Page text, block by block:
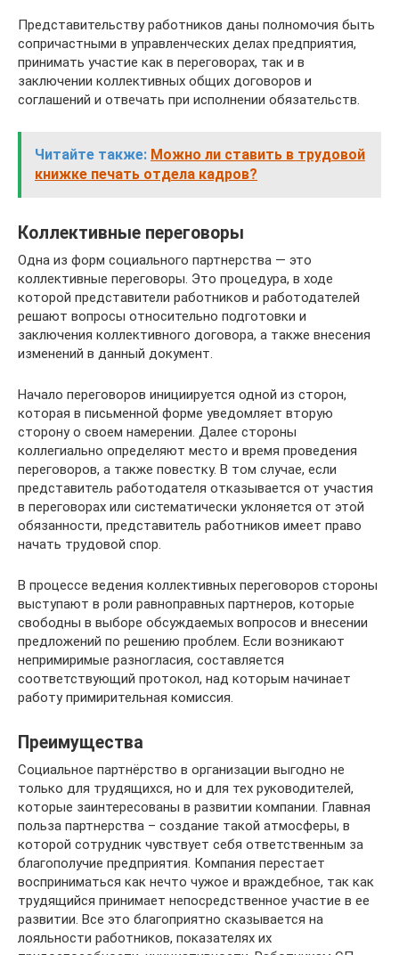
Представительству работников даны полномочия быть
сопричастными в управленческих делах предприятия,
принимать участие как в переговорах, так и в
заключении коллективных общих договоров и
соглашений и отвечать при исполнении обязательств.
Читайте также: Можно ли ставить в трудовой
книжке печать отдела кадров?
Коллективные переговоры
Одна из форм социального партнерства — это
коллективные переговоры. Это процедура, в ходе
которой представители работников и работодателей
решают вопросы относительно подготовки и
заключения коллективного договора, а также внесения
изменений в данный документ.
Начало переговоров инициируется одной из сторон,
которая в письменной форме уведомляет вторую
сторону о своем намерении. Далее стороны
коллегиально определяют место и время проведения
переговоров, а также повестку. В том случае, если
представитель работодателя отказывается от участия
в переговорах или систематически уклоняется от этой
обязанности, представитель работников имеет право
начать трудовой спор.
В процессе ведения коллективных переговоров стороны
выступают в роли равноправных партнеров, которые
свободны в выборе обсуждаемых вопросов и внесении
предложений по решению проблем. Если возникают
непримиримые разногласия, составляется
соответствующий протокол, над которым начинает
работу примирительная комиссия.
Преимущества
Социальное партнёрство в организации выгодно не
только для трудящихся, но и для тех руководителей,
которые заинтересованы в развитии компании. Главная
польза партнерства – создание такой атмосферы, в
которой сотрудник чувствует себя ответственным за
благополучие предприятия. Компания перестает
восприниматься как нечто чужое и враждебное, так как
трудящийся принимает непосредственное участие в ее
развитии. Все это благоприятно сказывается на
лояльности работников, показателях их